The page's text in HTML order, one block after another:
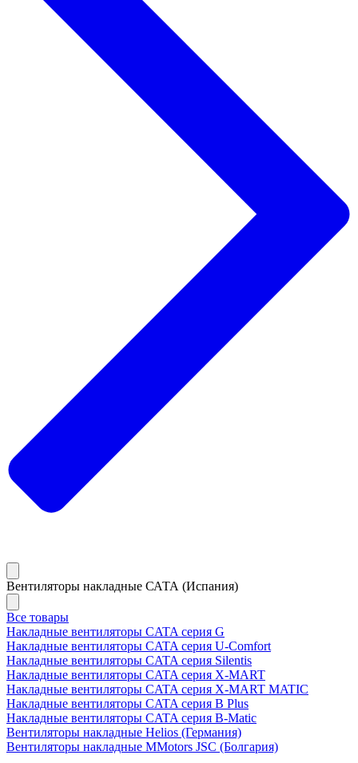
Вентиляторы накладные САТА (Испания)
Все товары
Накладные вентиляторы CATA серия G
Накладные вентиляторы CATA серия U-Comfort
Накладные вентиляторы CATA серия Silentis
Накладные вентиляторы CATA серия X-MART
Накладные вентиляторы CATA серия X-MART MATIC
Накладные вентиляторы CATA серия B Plus
Накладные вентиляторы CATA серия B-Matic
Вентиляторы накладные Helios (Германия)
Вентиляторы накладные MMotors JSC (Болгария)